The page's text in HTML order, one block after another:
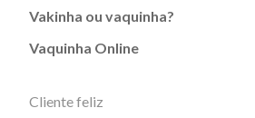
Vakinha ou vaquinha?
Vaquinha Online
Cliente feliz